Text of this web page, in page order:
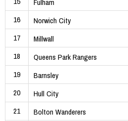
Fulham
16
Norwich City
17
Millwall
18
Queens Park Rangers
19
Barnsley
20
Hull City
21
Bolton Wanderers